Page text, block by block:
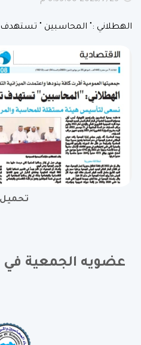
الهطلاني :" المحاسبين " تستهدف
تحميل
عضويه الجمعية في